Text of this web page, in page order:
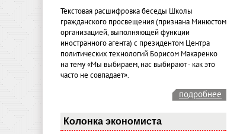
Текстовая расшифровка беседы Школы
гражданского просвещения (признана Минюстом
организацией, выполняющей функции
иностранного агента) с президентом Центра
политических технологий Борисом Макаренко
на тему «Мы выбираем, нас выбирают - как это
часто не совпадает».
подробнее
Колонка экономиста